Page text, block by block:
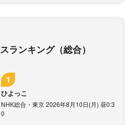
ランキング（総合）
ひよっこ
NHK総合・東京 2026年8月10日(月) 昼0:3
0